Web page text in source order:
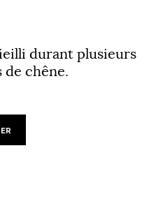
durant plusieurs
chêne.